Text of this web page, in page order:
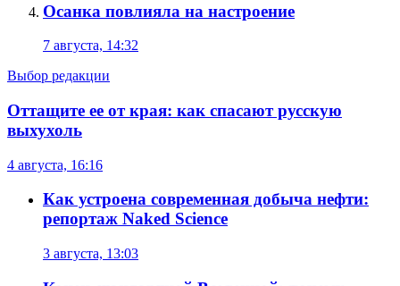
Осанка повлияла на настроение
7 августа, 14:32
Выбор редакции
Оттащите ее от края: как спасают русскую
выхухоль
4 августа, 16:16
Как устроена современная добыча нефти:
репортаж Naked Science
3 августа, 13:03